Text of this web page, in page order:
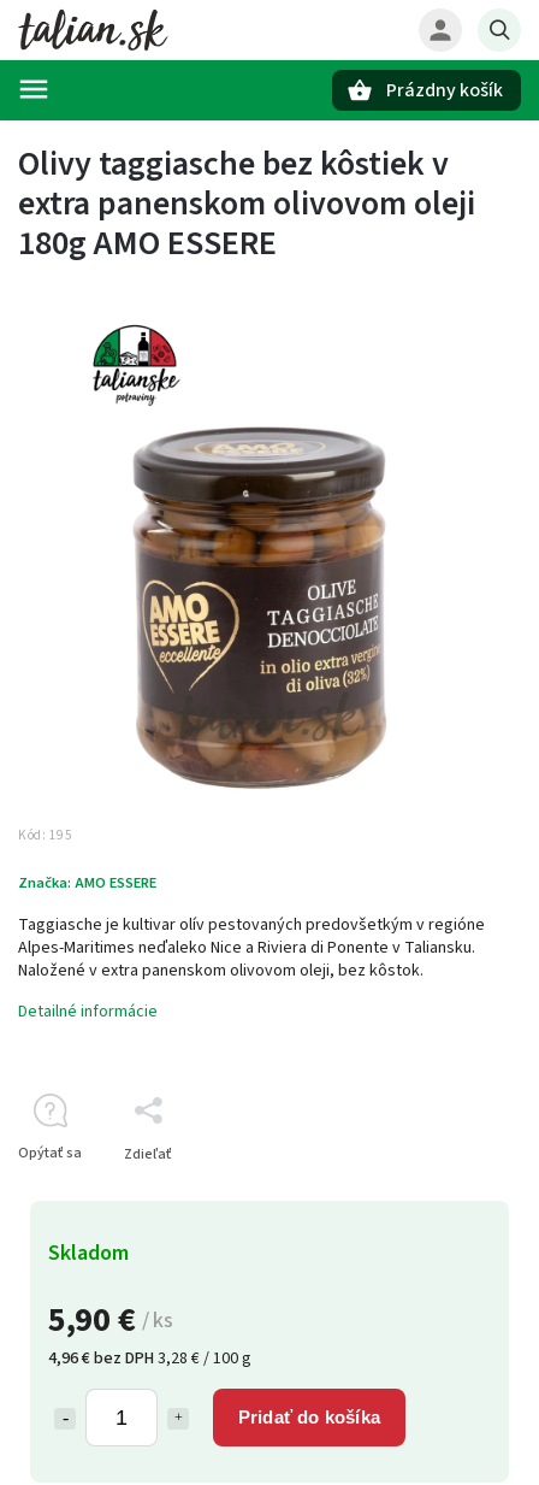
Prázdny košík
Olivy taggiasche bez kôstiek v
extra panenskom olivovom oleji
180g AMO ESSERE
Kód: 195
Značka: AMO ESSERE
5,90 € / ks
4,96 € bez DPH3,28 € / 100 g
Pridať do košíka
Skladom
Taggiasche je kultivar olív pestovaných predovšetkým v regióne
Alpes-Maritimes neďaleko Nice a Riviera di Ponente v Taliansku.
Naložené v extra panenskom olivovom oleji, bez kôstok.
Detailné informácie
Opýtať sa Zdieľať